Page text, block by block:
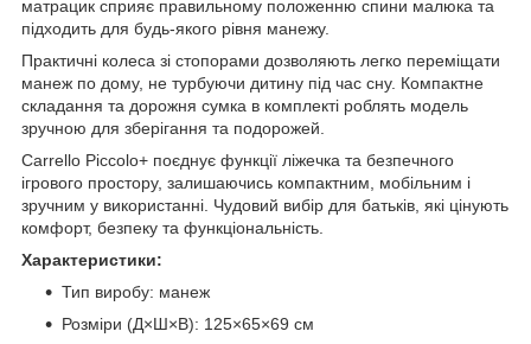
матрацик сприяє правильному положенню спини малюка та
підходить для будь-якого рівня манежу.
Практичні колеса зі стопорами дозволяють легко переміщати
манеж по дому, не турбуючи дитину під час сну. Компактне
складання та дорожня сумка в комплекті роблять модель
зручною для зберігання та подорожей.
Carrello Piccolo+ поєднує функції ліжечка та безпечного
ігрового простору, залишаючись компактним, мобільним і
зручним у використанні. Чудовий вибір для батьків, які цінують
комфорт, безпеку та функціональність.
Характеристики:
Тип виробу: манеж
Розміри (Д×Ш×В): 125×65×69 см